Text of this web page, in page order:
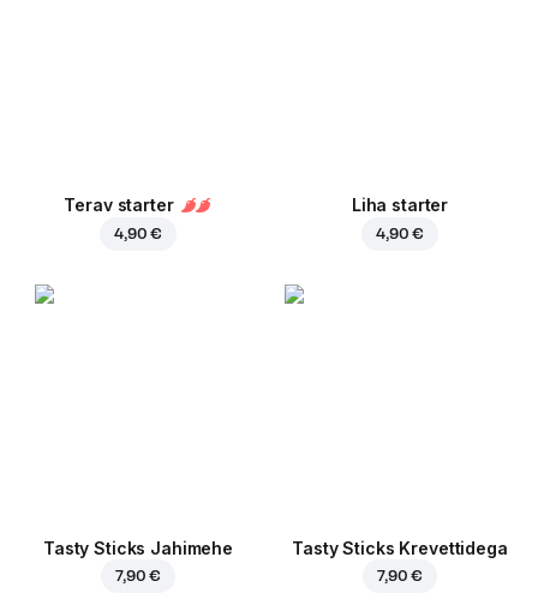
Terav starter
4,90 €
Liha starter
4,90 €
Tasty Sticks Jahimehe
7,90 €
Tasty Sticks Krevettidega
7,90 €